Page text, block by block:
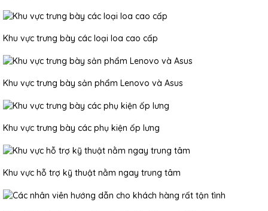
Khu vực trưng bày các loại loa cao cấp
Khu vực trưng bày sản phẩm Lenovo và Asus
Khu vực trưng bày các phụ kiện ốp lưng
Khu vực hỗ trợ kỹ thuật nằm ngay trung tâm